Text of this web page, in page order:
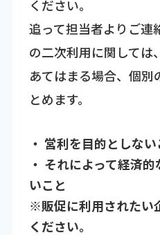
ください。
追って担当者よりご連
の二次利用に関しては
あてはまる場合、個
とめます。
・ 営利を目的としない
・ それによって経済
いこと
※販促に利用されたい
ください。